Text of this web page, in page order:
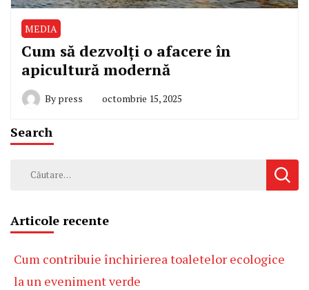
MEDIA
Cum să dezvolți o afacere în
apicultură modernă
By press octombrie 15, 2025
Search
Caută
Articole recente
Cum contribuie închirierea toaletelor ecologice
la un eveniment verde